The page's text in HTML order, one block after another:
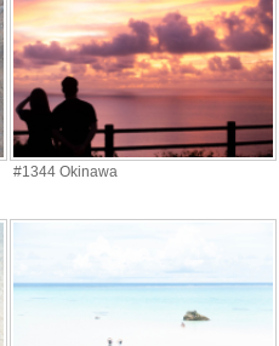
#1344 Okinawa